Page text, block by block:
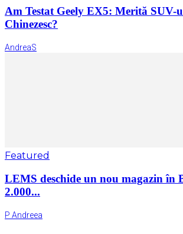
Am Testat Geely EX5: Merită SUV-
Chinezesc?
AndreaS
Featured
LEMS deschide un nou magazin în
2.000...
P Andreea